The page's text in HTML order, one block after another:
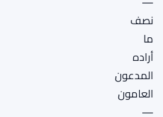
نصف
ما
أراده
المدعون
العامون
—